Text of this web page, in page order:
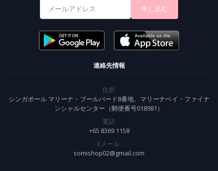
申し込む
連絡先情報
住所:
シンガポール マリーナ・ブールバード8番地、マリーナベイ・ファイナ
ンシャルセンター（郵便番号018981）
電話:
+65 8369 1158
Eメール:
somishop02@gmail.com